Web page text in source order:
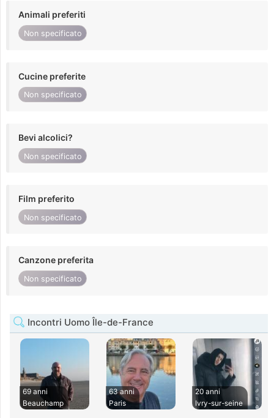
Animali preferiti
Non specificato
Cucine preferite
Non specificato
Bevi alcolici?
Non specificato
Film preferito
Non specificato
Canzone preferita
Non specificato
Incontri Uomo Île-de-France
69 anni
Beauchamp
63 anni
Paris
20 anni
Ivry-sur-seine